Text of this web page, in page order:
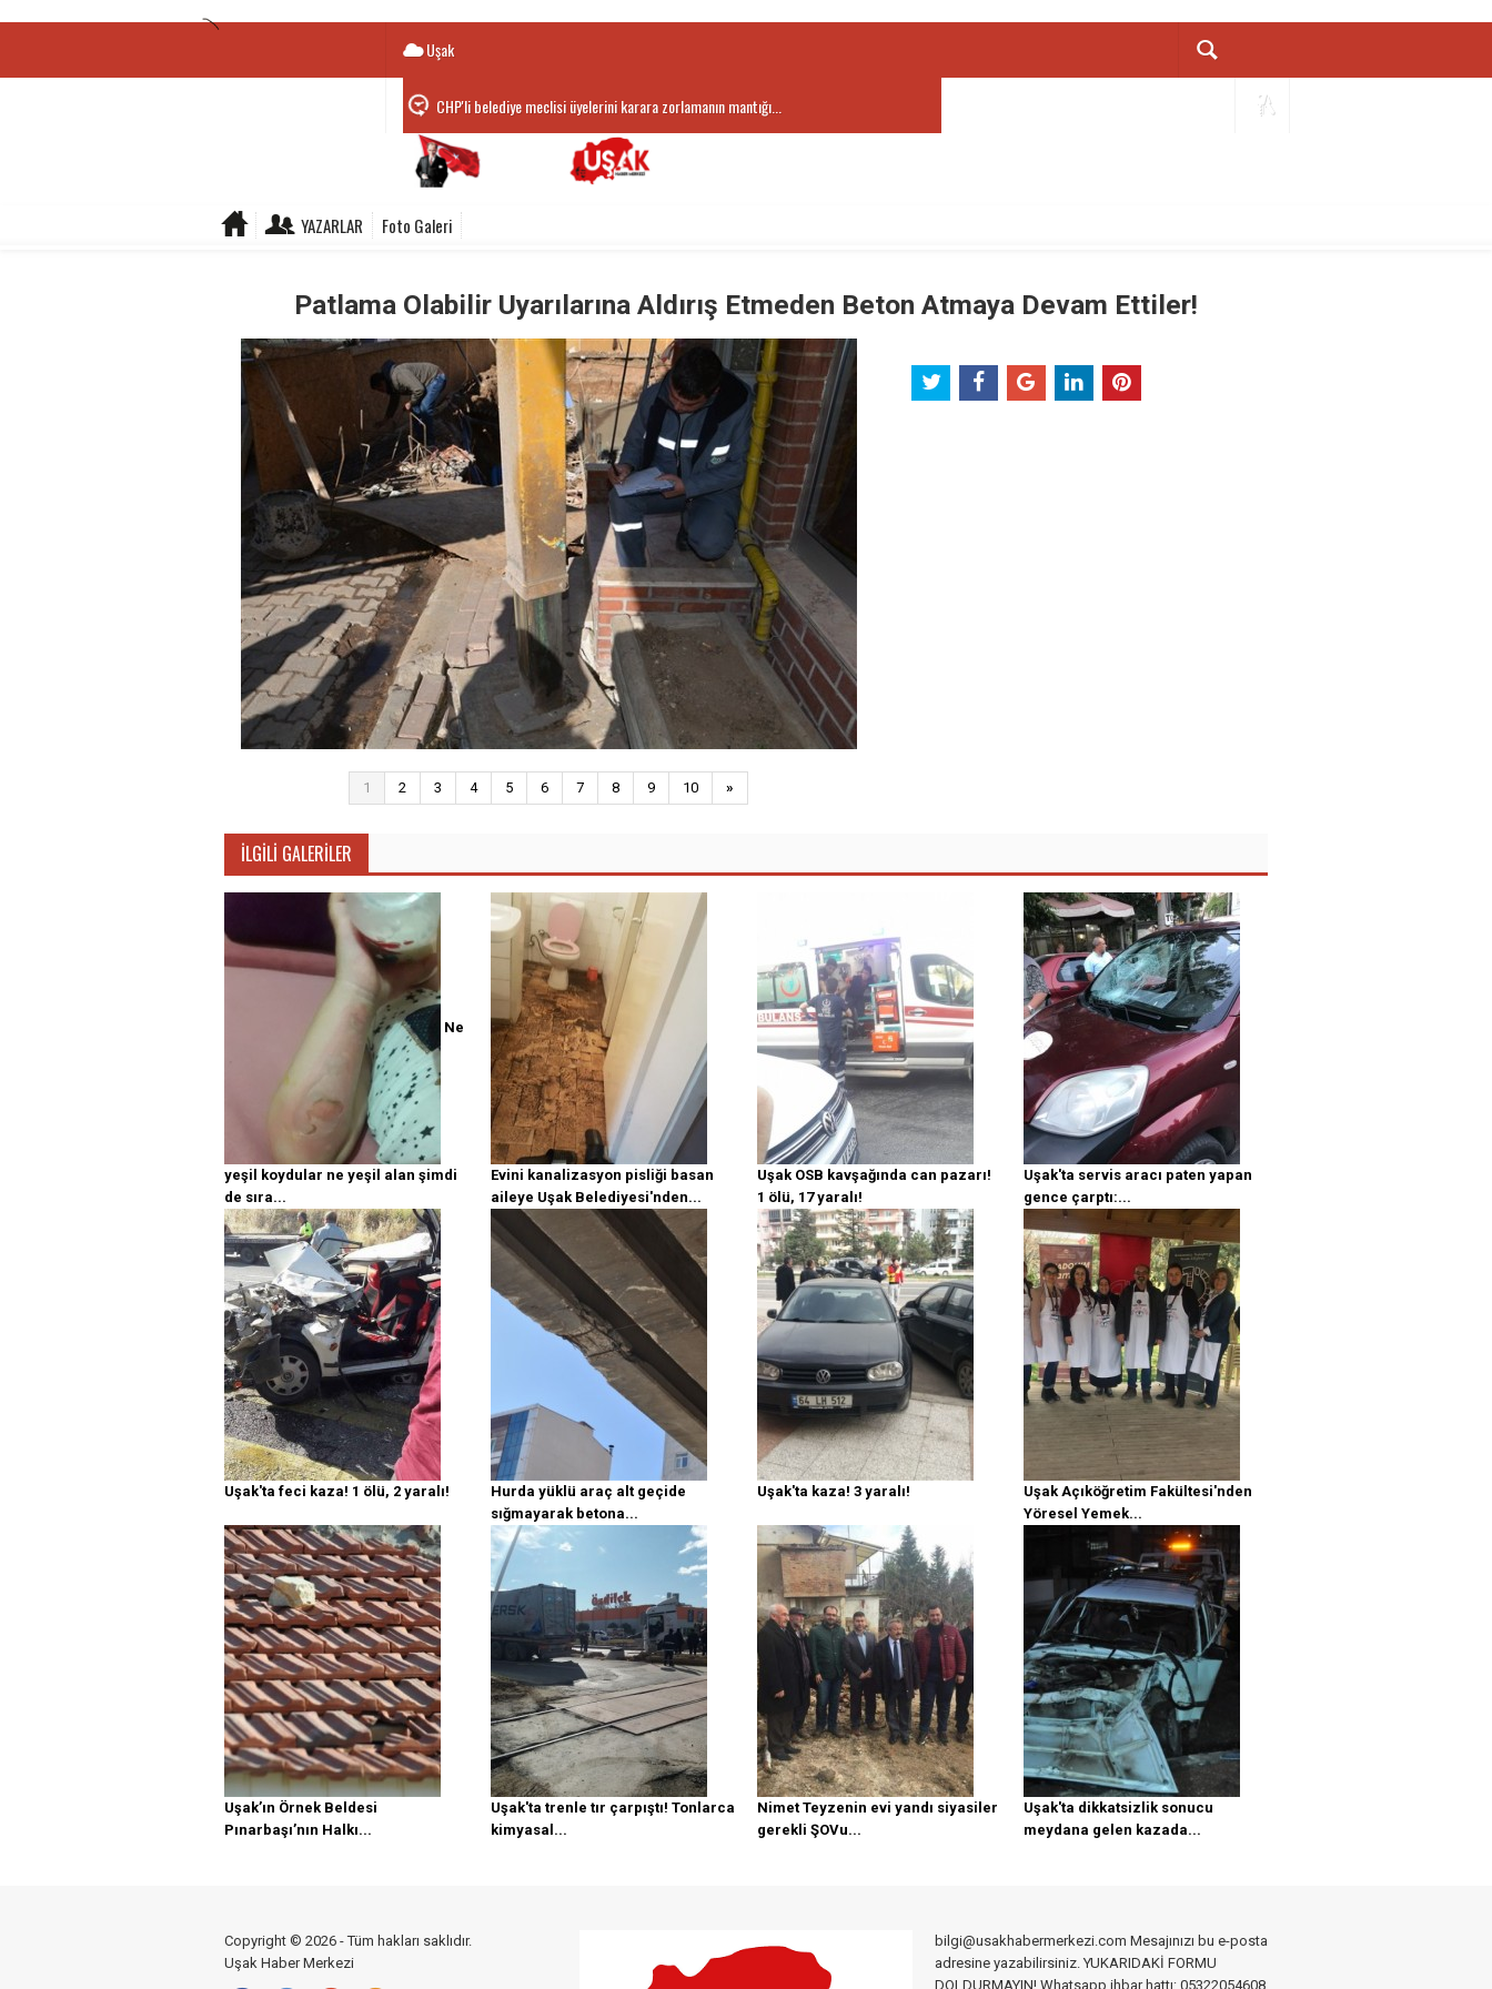
Uşak
CHP'li belediye meclisi üyelerini karara zorlamanın mantığı...
Belediye Başkanı Hatice Terekeci Özkan’dan Kayaağıl Termal Tesisler’e...
YAZARLAR Foto Galeri
Patlama Olabilir Uyarılarına Aldırış Etmeden Beton Atmaya Devam Ettiler!
1 2 3 4 5 6 7 8 9 10 »
İLGILI GALERILER
Ne
yeşil koydular ne yeşil alan şimdi
de sıra...
Evini kanalizasyon pisliği basan
aileye Uşak Belediyesi'nden...
Uşak OSB kavşağında can pazarı!
1 ölü, 17 yaralı!
Uşak'ta servis aracı paten yapan
gence çarptı:...
Uşak'ta feci kaza! 1 ölü, 2 yaralı!
Hurda yüklü araç alt geçide
sığmayarak betona...
Uşak'ta kaza! 3 yaralı!
Uşak Açıköğretim Fakültesi'nden
Yöresel Yemek...
Uşak’ın Örnek Beldesi
Pınarbaşı’nın Halkı...
Uşak'ta trenle tır çarpıştı! Tonlarca
kimyasal...
Nimet Teyzenin evi yandı siyasiler
gerekli ŞOVu...
Uşak'ta dikkatsizlik sonucu
meydana gelen kazada...
Copyright © 2026 - Tüm hakları saklıdır.
Uşak Haber Merkezi
bilgi@usakhabermerkezi.com Mesajınızı bu e-posta
adresine yazabilirsiniz. YUKARIDAKİ FORMU
DOLDURMAYIN! Whatsapp ihbar hattı: 05322054608